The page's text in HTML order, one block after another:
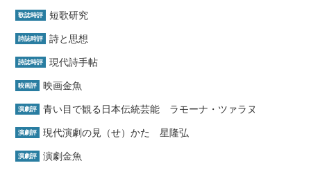
歌誌時評 短歌研究
詩誌時評 詩と思想
詩誌時評 現代詩手帖
映画評 映画金魚
演劇評 青い目で観る日本伝統芸能 ラモーナ・ツァラヌ
演劇評 現代演劇の見（せ）かた 星隆弘
演劇評 演劇金魚